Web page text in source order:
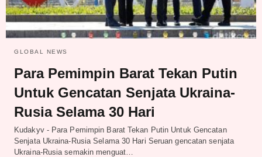
GLOBAL NEWS
Para Pemimpin Barat Tekan Putin
Untuk Gencatan Senjata Ukraina-
Rusia Selama 30 Hari
Kudakyv - Para Pemimpin Barat Tekan Putin Untuk Gencatan
Senjata Ukraina-Rusia Selama 30 Hari Seruan gencatan senjata
Ukraina-Rusia semakin menguat…